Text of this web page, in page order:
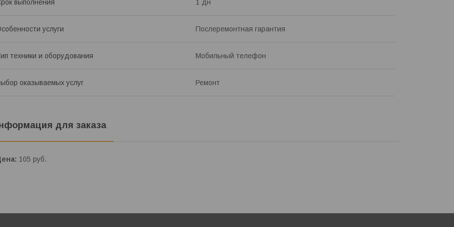
выполнения 1 дн
услуги Послеремонтная гарантия
техники и оборудования Мобильный телефон
оказываемых услуг Ремонт
для заказа
105 руб.